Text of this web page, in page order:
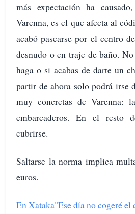
más expectación ha causado,
Varenna, es el que afecta al
acabó pasearse por el centro
desnudo o en traje de baño.
haga o si acabas de darte un
partir de ahora solo podrá irse
muy concretas de Varenna:
embarcaderos. En el resto
cubrirse.
Saltarse la norma implica
euros.
En Xataka"Ese día no cogeré